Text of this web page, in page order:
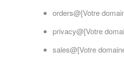
orders@[Votre
privacy@[Votre
sales@[Votre